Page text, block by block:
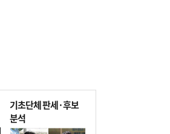
기초단체 판세·후보
분석